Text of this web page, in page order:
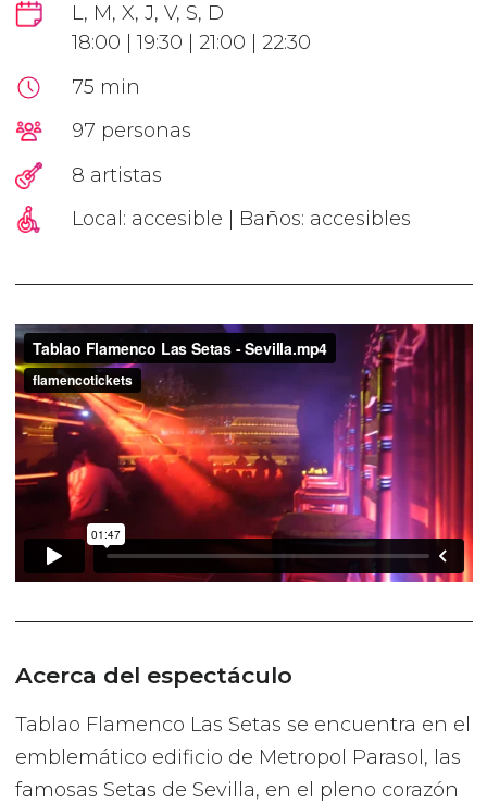
L, M, X, J, V, S, D
18:00 | 19:30 | 21:00 | 22:30
75 min
97 personas
8 artistas
Local: accesible | Baños: accesibles
Acerca del espectáculo
Tablao Flamenco Las Setas se encuentra en el
emblemático edificio de Metropol Parasol, las
famosas Setas de Sevilla, en el pleno corazón